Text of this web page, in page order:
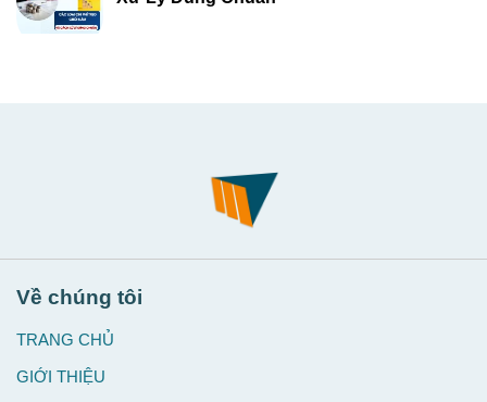
Về chúng tôi
TRANG CHỦ
GIỚI THIỆU